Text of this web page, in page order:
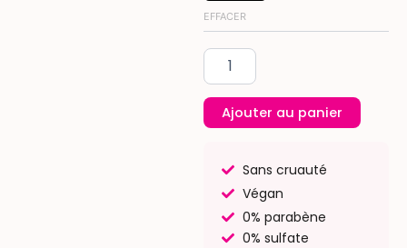
EFFACER
Ajouter au panier
Sans cruauté
Végan
0% parabène
0% sulfate